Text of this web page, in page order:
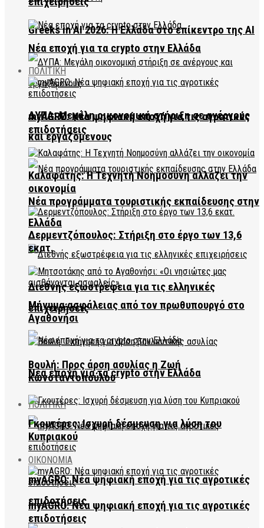
Greeks in AI 2026: Η Ελλάδα στο επίκεντρο της AI
ΔΥΠΑ: Μεγάλη οικονομική στήριξη σε ανέργους
και εργαζόμενους
Νέα προγράμματα τουριστικής εκπαίδευσης στην
Ελλάδα
Διεθνής εξωστρέφεια για τις ελληνικές
επιχειρήσεις
Νέα εποχή για τα crypto στην Ελλάδα
ΠΟΛΙΤΙΚΗ
myAGRO: Νέα ψηφιακή εποχή για τις αγροτικές
επιδοτήσεις
Νέα εποχή για τα crypto στην Ελλάδα
ΠΟΛΙΤΙΚΗ
myAGRO: Νέα ψηφιακή εποχή για τις αγροτικές
επιδοτήσεις
Καλαφάτης: Η Τεχνητή Νοημοσύνη αλλάζει την
οικονομία
Δερμεντζόπουλος: Στήριξη στο έργο των 13,6
εκατ.
Μήνυμα ασφάλειας από τον πρωθυπουργό στο
Αγαθονήσι
Βουλή: Προς άρση ασυλίας η Ζωή
Κωνσταντοπούλου
Γκουτέρες: Ισχυρή δέσμευση για λύση του
Κυπριακού
ΟΙΚΟΝΟΜΙΑ
myAGRO: Νέα ψηφιακή εποχή για τις αγροτικές
επιδοτήσεις